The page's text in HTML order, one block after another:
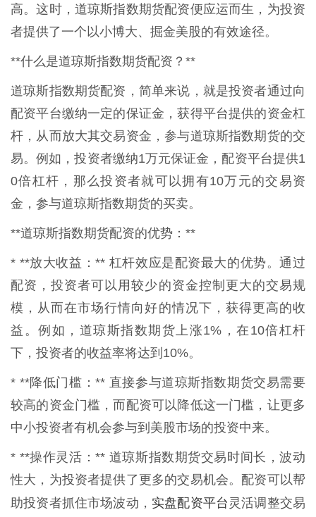
高。这时，道琼斯指数期货配资便应运而生，为投资
者提供了一个以小博大、掘金美股的有效途径。
**什么是道琼斯指数期货配资？**
道琼斯指数期货配资，简单来说，就是投资者通过向
配资平台缴纳一定的保证金，获得平台提供的资金杠
杆，从而放大其交易资金，参与道琼斯指数期货的交
易。例如，投资者缴纳1万元保证金，配资平台提供1
0倍杠杆，那么投资者就可以拥有10万元的交易资
金，参与道琼斯指数期货的买卖。
**道琼斯指数期货配资的优势：**
* **放大收益：** 杠杆效应是配资最大的优势。通过
配资，投资者可以用较少的资金控制更大的交易规
模，从而在市场行情向好的情况下，获得更高的收
益。例如，道琼斯指数期货上涨1%，在10倍杠杆
下，投资者的收益率将达到10%。
* **降低门槛：** 直接参与道琼斯指数期货交易需要
较高的资金门槛，而配资可以降低这一门槛，让更多
中小投资者有机会参与到美股市场的投资中来。
* **操作灵活：** 道琼斯指数期货交易时间长，波动
性大，为投资者提供了更多的交易机会。配资可以帮
助投资者抓住市场波动， 实盘配资平台 灵活调整交易